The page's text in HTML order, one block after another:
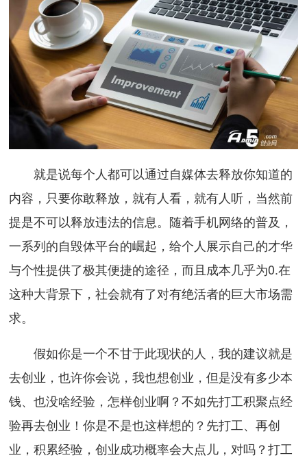
就是说每个人都可以通过自媒体去释放你知道的
内容，只要你敢释放，就有人看，就有人听，当然前
提是不可以释放违法的信息。随着手机网络的普及，
一系列的自毁体平台的崛起，给个人展示自己的才华
与个性提供了极其便捷的途径，而且成本几乎为0.在
这种大背景下，社会就有了对有绝活者的巨大市场需
求。
假如你是一个不甘于此现状的人，我的建议就是
去创业，也许你会说，我也想创业，但是没有多少本
钱、也没啥经验，怎样创业啊？不如先打工积聚点经
验再去创业！你是不是也这样想的？先打工、再创
业，积累经验，创业成功概率会大点儿，对吗？打工